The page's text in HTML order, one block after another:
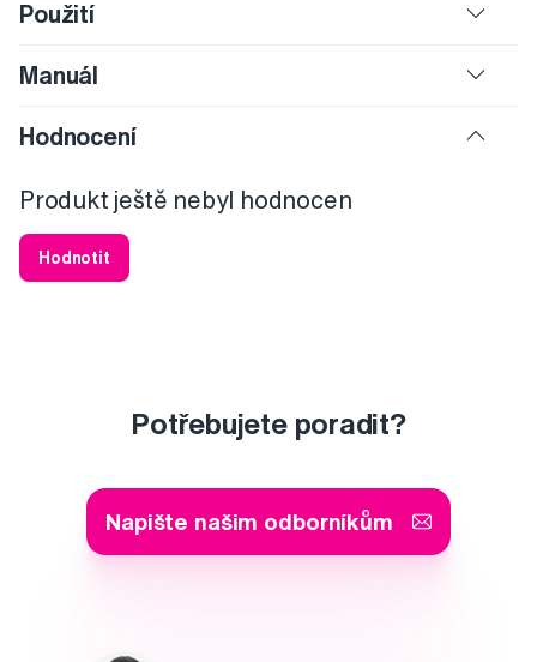
Použití
Manuál
Hodnocení
Produkt ještě nebyl hodnocen
Hodnotit
Potřebujete poradit?
Napište našim odborníkům